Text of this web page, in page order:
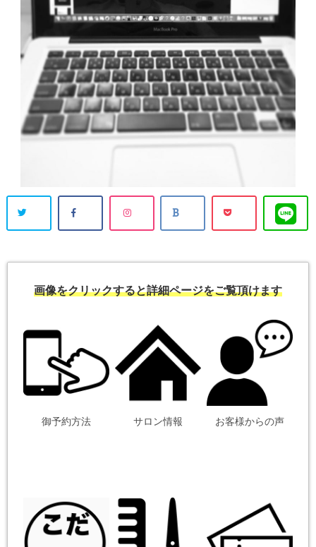
画像をクリックすると詳細ページをご覧頂けます
御予約方法 サロン情報 お客様からの声